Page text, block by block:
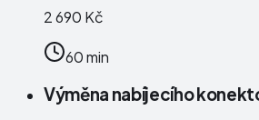
2 690 Kč
60 min
Výměna nabíjecího